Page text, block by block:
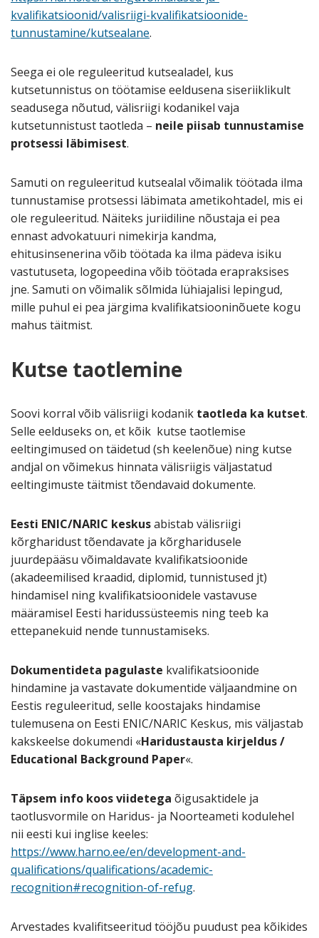
kvalifikatsioonid/valisriigi-kvalifikatsioonide-
tunnustamine/kutsealane.
Seega ei ole reguleeritud kutsealadel, kus
kutsetunnistus on töötamise eeldusena siseriiklikult
seadusega nõutud, välisriigi kodanikel vaja
kutsetunnistust taotleda – neile piisab tunnustamise
protsessi läbimisest.
Samuti on reguleeritud kutsealal võimalik töötada ilma
tunnustamise protsessi läbimata ametikohtadel, mis ei
ole reguleeritud. Näiteks juriidiline nõustaja ei pea
ennast advokatuuri nimekirja kandma,
ehitusinsenerina võib töötada ka ilma pädeva isiku
vastutuseta, logopeedina võib töötada erapraksises
jne. Samuti on võimalik sõlmida lühiajalisi lepingud,
mille puhul ei pea järgima kvalifikatsiooninõuete kogu
mahus täitmist.
Kutse taotlemine
Soovi korral võib välisriigi kodanik taotleda ka kutset.
Selle eelduseks on, et kõik kutse taotlemise
eeltingimused on täidetud (sh keelenõue) ning kutse
andjal on võimekus hinnata välisriigis väljastatud
eeltingimuste täitmist tõendavaid dokumente.
Eesti ENIC/NARIC keskusabistab välisriigi
kõrgharidust tõendavate ja kõrgharidusele
juurdepääsu võimaldavate kvalifikatsioonide
(akadeemilised kraadid, diplomid, tunnistused jt)
hindamisel ning kvalifikatsioonidele vastavuse
määramisel Eesti haridussüsteemis ning teeb ka
ettepanekuid nende tunnustamiseks.
Dokumentideta pagulaste kvalifikatsioonide
hindamine ja vastavate dokumentide väljaandmine on
Eestis reguleeritud, selle koostajaks hindamise
tulemusena on Eesti ENIC/NARIC Keskus, mis väljastab
kakskeelse dokumendi «Haridustausta kirjeldus /
Educational Background Paper«.
Täpsem info koos viidetega õigusaktidele ja
taotlusvormile on Haridus- ja Noorteameti kodulehel
nii eesti kui inglise keeles:
https://www.harno.ee/en/development-and-
qualifications/qualifications/academic-
recognition#recognition-of-refug.
Arvestades kvalifitseeritud tööjõu puudust pea kõikides